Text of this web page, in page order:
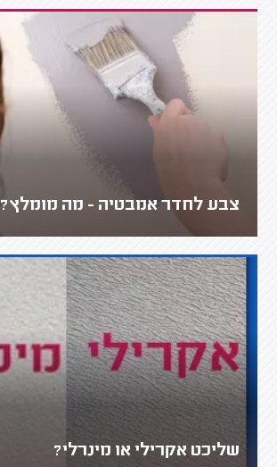
צבע לחדר אמבטיה - מה מומלץ?
שליכט אקרילי או מינרלי?